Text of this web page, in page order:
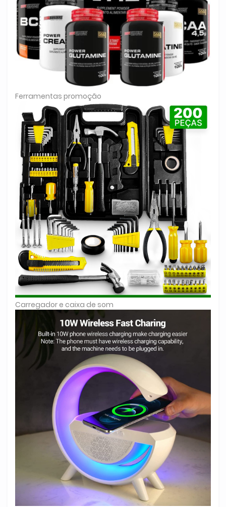
Ferramentas promoção
Carregador e caixa de som